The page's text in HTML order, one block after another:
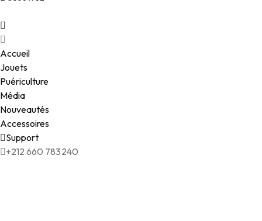
Accueil
Jouets
Puériculture
Média
Nouveautés
Accessoires
Support
+212 660 783240